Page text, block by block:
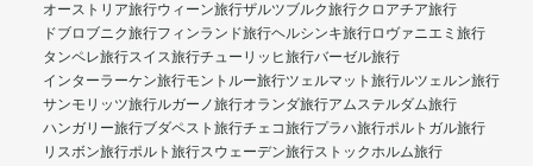
オーストリア旅行ウィーン旅行ザルツブルク旅行クロアチア旅行
ドブロブニク旅行フィンランド旅行ヘルシンキ旅行ロヴァニエミ旅行
タンペレ旅行スイス旅行チューリッヒ旅行バーゼル旅行
インターラーケン旅行モントルー旅行ツェルマット旅行ルツェルン旅行
サンモリッツ旅行ルガーノ旅行オランダ旅行アムステルダム旅行
ハンガリー旅行ブダペスト旅行チェコ旅行プラハ旅行ポルトガル旅行
リスボン旅行ポルト旅行スウェーデン旅行ストックホルム旅行